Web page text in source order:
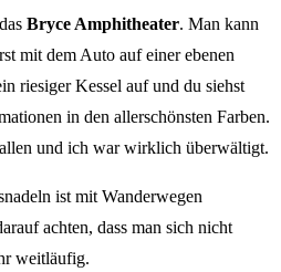
Bryce Amphitheater. Man kann
mit dem Auto auf einer ebenen
riesiger Kessel auf und du siehst
in den allerschönsten Farben.
und ich war wirklich überwältigt.
ist mit Wanderwegen
achten, dass man sich nicht
weitläufig.